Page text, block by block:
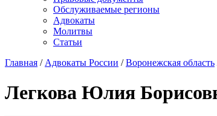
Обслуживаемые регионы
Адвокаты
Молитвы
Статьи
Главная / Адвокаты России /Воронежская область
Легкова Юлия